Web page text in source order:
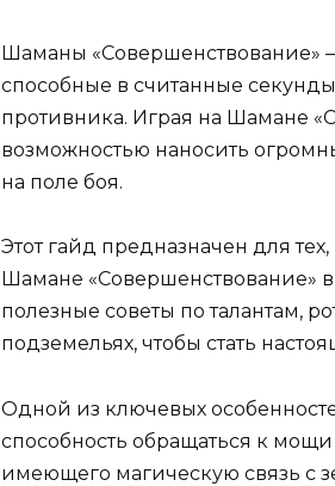
Шаманы «Совершенствование»
способные в считанные
противника. Играя на Шамане
возможностью наносить
на поле боя.
Этот гайд предназначен для
Шамане «Совершенствование»
полезные советы по талантам,
подземельях, чтобы стать
Одной из ключевых
способность обращаться к
имеющего магическую связь с